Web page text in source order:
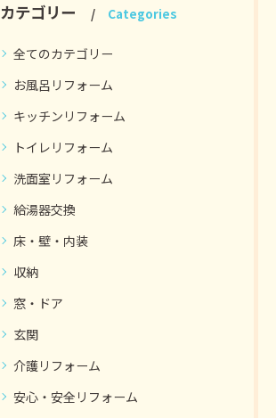
カテゴリー Categories
全てのカテゴリー
お風呂リフォーム
キッチンリフォーム
トイレリフォーム
洗面室リフォーム
給湯器交換
床・壁・内装
収納
窓・ドア
玄関
介護リフォーム
安心・安全リフォーム